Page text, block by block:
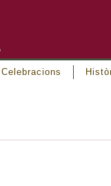
Celebracions